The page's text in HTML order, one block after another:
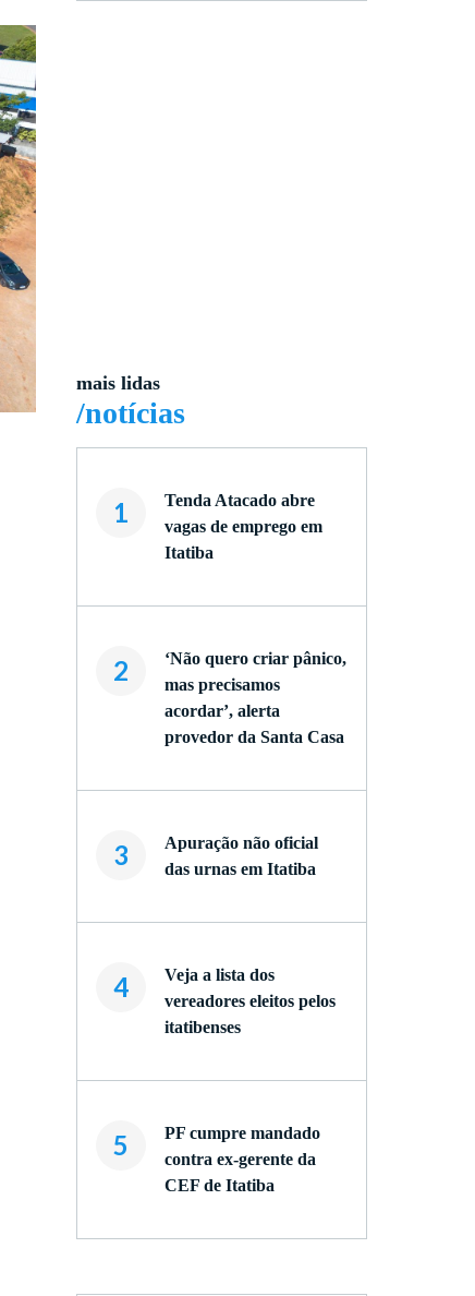
mais lidas
/notícias
1
Tenda Atacado abre
vagas de emprego em
Itatiba
2
‘Não quero criar pânico,
mas precisamos
acordar’, alerta
provedor da Santa Casa
3
Apuração não oficial
das urnas em Itatiba
4
Veja a lista dos
vereadores eleitos pelos
itatibenses
5
PF cumpre mandado
contra ex-gerente da
CEF de Itatiba